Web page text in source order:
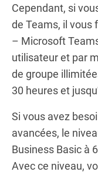
Cependant, si
de Teams, il vous
– Microsoft
utilisateur et par
de groupe
30 heures et
Si vous avez
avancées, le
Business Basic à
Avec ce niveau,